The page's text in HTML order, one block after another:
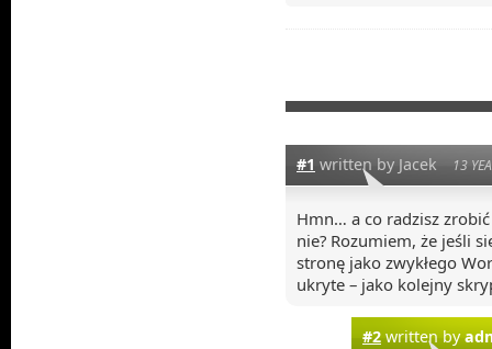
#1 written by Jacek 13
Hmn… a co radzisz zrobić
nie? Rozumiem, że jeśli
stronę jako zwykłego
ukryte – jako kolejny
#2 written by